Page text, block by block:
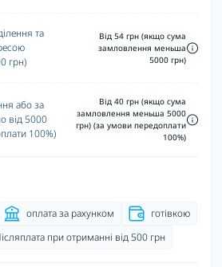
та
грн)
Від 54 грн (якщо сума
замловлення меньша
5000 грн)
або за
від 5000
100%)
Від 40 грн (якщо сума
замловлення меньша 5000
грн) (за умови передоплати
100%)
оплата за рахунком
готівкою
при отриманні від 500 грн